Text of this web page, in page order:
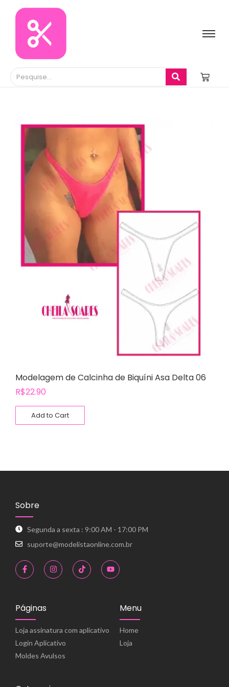
Modelagem de Calcinha de Biquíni Asa Delta 06
R$22.90
Add to Cart
Sobre
Segunda a sexta : 9:00 AM - 17:00 PM
suporte@modelistaonline.com.br
Páginas
Loja assinatura com aplicativo
Login Aplicativo
Moldes Avulsos
Menu
Home
Loja